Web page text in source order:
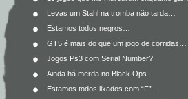
Levas um Stahl na tromba não tarda…
Estamos todos negros…
GT5 é mais do que um jogo de corridas…
Jogos Ps3 com Serial Number?
Ainda há merda no Black Ops…
Estamos todos lixados com “F”…